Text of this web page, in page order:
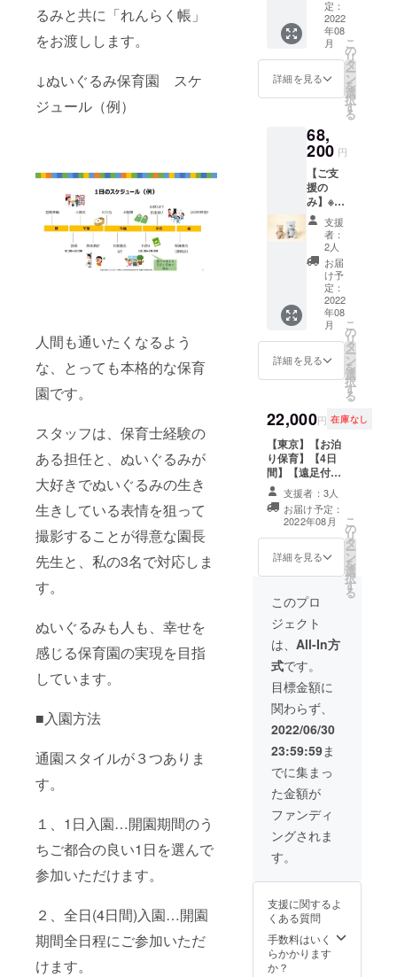
るみと共に「れんらく帳」
をお渡しします。
↓ぬいぐるみ保育園 スケ
ジュール（例）
人間も通いたくなるよう
な、とっても本格的な保育
園です。
スタッフは、保育士経験の
ある担任と、ぬいぐるみが
大好きでぬいぐるみの生き
生きしている表情を狙って
撮影することが得意な園長
先生と、私の3名で対応しま
す。
ぬいぐるみも人も、幸せを
感じる保育園の実現を目指
しています。
■入園方法
通園スタイルが３つありま
す。
１、1日入園…開園期間のう
ちご都合の良い1日を選んで
参加いただけます。
２、全日(4日間)入園…開園
期間全日程にご参加いただ
けます。
は、９月上旬の
平日の4日間を予
定しています。
や、ご事情によ
り送り迎えがで
きない方にお勧
保育は、大阪の
名所へ日本交通
みの大阪遠足ツ
アー」が付いて
ぐるみは事前に
宅配便等でお送
りいただきます
※ぬいぐるみの大
きさは全長 50ｃ
ｍまで ※お泊り
保育は、代表が
宿泊するホテル
にてお預かりい
たします（禁
煙・ツインルー
ムの1人使用） ※
ぬいぐるみを2人
以上預けたい場
合は、2口ご購入
日の4日間を予定
しています。
ぐるみ
の会社
として
誕生し
た 株式
会社
Fluffy
Coomu
nication
sのマス
コット
です。
その名
も「ク
マ」。
■カ
ラー：
ベー
ジュ ■
座高：
約25cm
■体重：
約170ｇ
■出身
地：日
本国内
に作ら
れて生
まれま
した。
※です
ので価
格がお
高めで
す。
【「ク
マ」に
て】 -特
徴 特徴
ことが
最大の
特徴で
す。
ジェン
ダー、
年齢、
国籍等
なく、
皆さん
の近く
でそっ
と寄り
添うぬ
いぐる
を楽し
んだ
り、対
話をし
たり、
病気に
定：
2022
年08
月
詳細を見る
こ
の
リ
タ
ー
ン
を
選
択
す
る
68,
200 円
【ご支
援の
み】※ぬ
いぐる
み大小
セット
みんな
が幸せ
になる
ぬいぐ
るみの
会社と
して誕
生した
株式会
社Fluffy
nication
sのマス
コット
です。
その名
マ」。
（小）
■カ
ラー：
ベー
約25cm
（大）
■カ
ラー：
グレー
■座高：
約38cm
■出身
地：日
本国内
にて一
つひと
つ丁寧
に作ら
れて生
まれま
した。
※です
高めで
す。
【「ク
マ」に
つい
て】 -特
支援
者：
2人
お届
け予
定：
2022
年08
月
詳細を見る
こ
の
リ
タ
ー
ン
を
選
択
す
る
22,000円 在庫なし
【東京】【お泊
り保育】【4日
間】【遠足付
き】【ぬいぐる
みの保育園 ご
入園4日間&お泊
り保育＆東京ツ
アー 】 2022年8
月下旬に開園予
み（1人）が全日
程に参加でき 代
表の自宅にてぬ
いぐるみをお預
かりいたしま
す。 参加いただ
くと、れんらく
帳、写真（デー
タ）、お土産
（アイマスク
ます。 遠方の方
や、ご事情によ
り送り迎えがで
きない方にお勧
めです。 お泊り
保育は、東京タ
ワーや表参道な
どへ日本交通貸
切タクシーで行
く「ぬいぐるみ
の東京遠足ツ
アー」が付いて
います。 ※ぬい
ぐるみは事前に
宅配便等でお送
りいただきます
支援者：3人
お届け予定：
2022年08月
詳細を見る
こ
の
リ
タ
ー
ン
を
選
択
す
る
このプロ
ジェクト
は、 All-In方
式です。
目標金額に
関わらず、
2022/06/30
23:59:59ま
でに集まっ
た金額が
ファンディ
ングされま
す。
支援に関するよ
くある質問
手数料はいく
らかかります
か？